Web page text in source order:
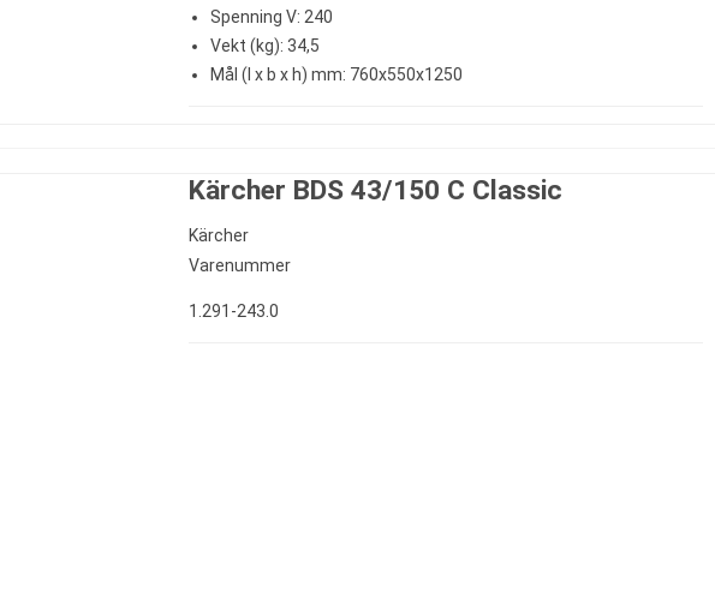
Spenning V: 240
Vekt (kg): 34,5
Mål (l x b x h) mm: 760x550x1250
Kärcher BDS 43/150 C Classic
Kärcher
Varenummer
1.291-243.0